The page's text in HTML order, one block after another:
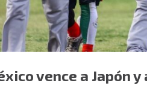
vence a Japón